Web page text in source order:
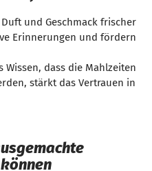
Duft und Geschmack frischer
Erinnerungen und fördern
Wissen, dass die Mahlzeiten
stärkt das Vertrauen in